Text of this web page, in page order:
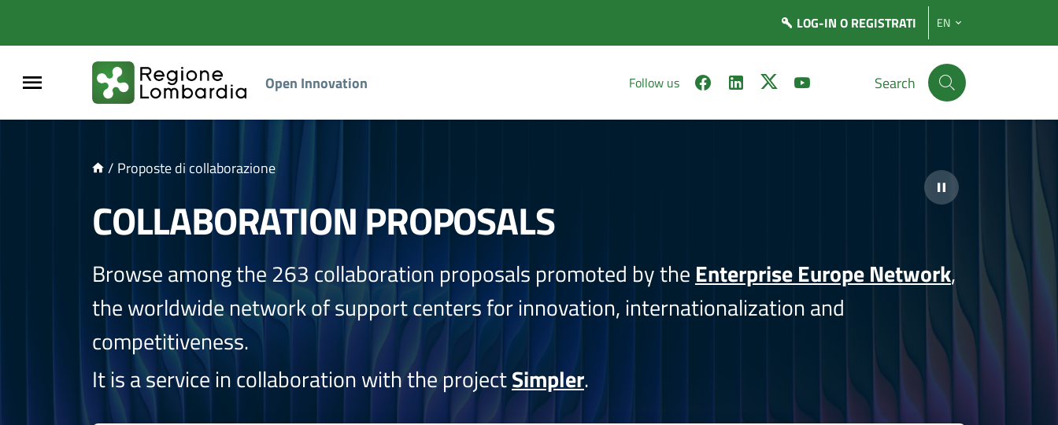
LOG-IN O REGISTRATI EN
Open Innovation Follow us Search
/ Proposte di collaborazione
COLLABORATION PROPOSALS
Browse among the 263 collaboration proposals promoted by the Enterprise Europe Network,
the worldwide network of support centers for innovation, internationalization and
competitiveness.
It is a service in collaboration with the projectSimpler.